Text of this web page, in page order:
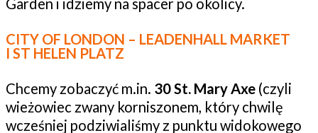
Garden i idziemy na spacer po okolicy.
CITY OF LONDON – LEADENHALL MARKET
I ST HELEN PLATZ
Chcemy zobaczyć m.in. 30 St. Mary Axe (czyli
wieżowiec zwany korniszonem, który chwilę
wcześniej podziwialiśmy z punktu widokowego